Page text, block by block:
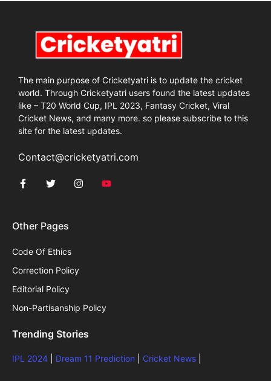
The main purpose of Cricketyatri is to update the cricket
world. Through Cricketyatri users found the latest updates
like – T20 World Cup, IPL 2023, Fantasy Cricket, Viral
Cricket News, and many more. so please subscribe to this
site for the latest updates.
Contact@cricketyatri.com
Other Pages
Code Of Ethics
Correction Policy
Editorial Policy
Non-Partisanship Policy
Trending Stories
IPL 2024 Dream 11 Prediction Cricket News